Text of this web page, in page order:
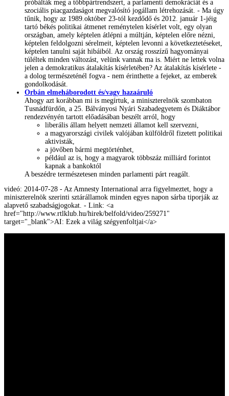
próbálták meg a többpártrendszert, a parlamenti demokráciát és a
szociális piacgazdaságot megvalósító jogállam létrehozását. - Ma úgy
tűnik, hogy az 1989.október 23-tól kezdődő és 2012. január 1-jéig
tartó békés politikai átmenet reménytelen kísérlet volt, egy olyan
országban, amely képtelen átlépni a múltján, képtelen előre nézni,
képtelen feldolgozni sérelmeit, képtelen levonni a következtetéseket,
képtelen tanulni saját hibáiból. Az ország rosszízű hagyományai
túléltek minden változást, velünk vannak ma is. Miért ne lettek volna
jelen a demokratikus átalakítás kísérletében? Az átalakítás kísérlete -
a dolog természeténél fogva - nem érinthette a fejeket, az emberek
gondolkodását.
Orbán elmeháborodott és/vagy hazaáruló
Ahogy azt korábban mi is megírtuk, a miniszterelnök szombaton
Tusnádfürdőn, a 25. Bálványosi Nyári Szabadegyetem és Diáktábor
rendezvényén tartott előadásában beszélt arról, hogy
liberális állam helyett nemzeti államot kell szervezni,
a magyarországi civilek valójában külföldről fizetett politikai
aktivisták,
a jövőben bármi megtörténhet,
például az is, hogy a magyarok többszáz milliárd forintot
kapnak a bankoktól
A beszédre természetesen minden parlamenti párt reagált.
videó: 2014-07-28 - Az Amnesty International arra figyelmeztet, hogy a
miniszterelnök szerinti sztárállamok minden egyes napon sárba tiporják az
alapvető szabadságjogokat. - Link: <a
href="http://www.rtlklub.hu/hirek/belfold/video/259271"
target="_blank">AI: Ezek a világ szégyenfoltjai</a>